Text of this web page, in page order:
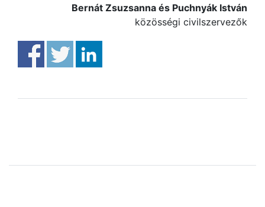
Bernát Zsuzsanna és Puchnyák István
közösségi civilszervezők